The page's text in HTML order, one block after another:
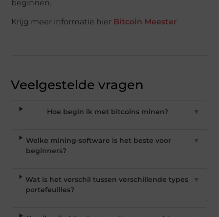
beginnen.
Krijg meer informatie hier Bitcoin Meester
Veelgestelde vragen
Hoe begin ik met bitcoins minen? ▼
Welke mining-software is het beste voor
beginners?
▼
Wat is het verschil tussen verschillende types
portefeuilles?
▼